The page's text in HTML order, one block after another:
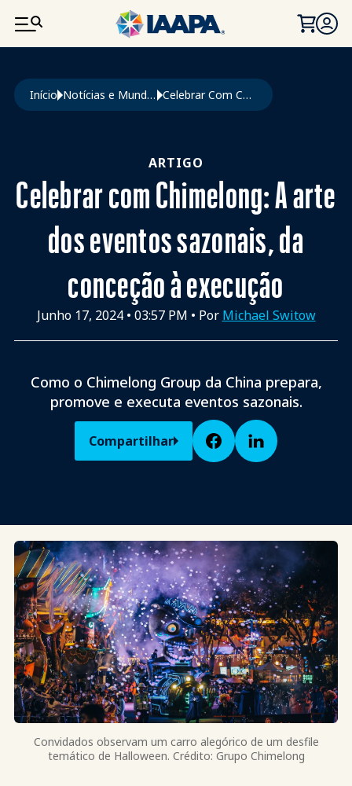
PASSAR PARA O CONTEÚDO PRINCIPAL
Navegação estrutural
Início Notícias e Mundo Da Diversão Celebrar Com Chimelong: A Arte Dos Eventos Sazonais, Da Conceção À Execução
ARTIGO
Celebrar com Chimelong: A arte
dos eventos sazonais, da
conceção à execução
Junho 17, 2024• 03:57 PM • Por Michael Switow
Como o Chimelong Group da China prepara,
promove e executa eventos sazonais.
Compartilhar
Convidados observam um carro alegórico de um desfile
temático de Halloween. Crédito: Grupo Chimelong